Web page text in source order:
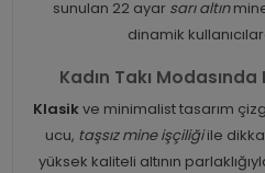
sunulan 22 ayar sarı altın
dinamik
Kadın Takı
Klasikve minimalist tasarım
ucu, taşsız mine işçiliğiile
yüksek kaliteli altının